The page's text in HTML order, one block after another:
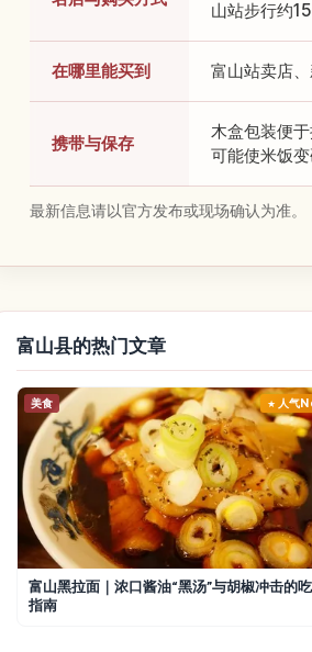
山站步行约
在哪里能买到 富山站卖店
携带与保存
木盒包装便
可能使米饭变
最新信息请以官方发布或现场确认为准。
富山县的热门文章
美食 人气
富山黑拉面｜浓口酱油“黑汤”与胡椒冲击的
指南